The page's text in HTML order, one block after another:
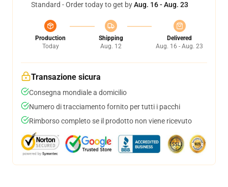
Standard - Order today to get byAug. 16 - Aug. 23
Production
Today
Shipping
Aug. 12
Delivered
Aug. 16 - Aug. 23
Transazione sicura
Consegna mondiale a domicilio
Numero di tracciamento fornito per tutti i pacchi
Rimborso completo se il prodotto non viene ricevuto